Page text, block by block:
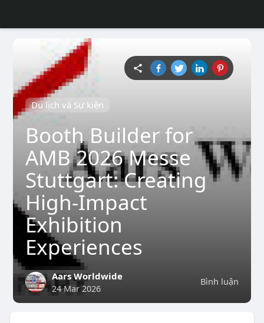
Du lịch và Sự kiện
Booth Builder for
AMB 2026 Messe
Stuttgart: Creating
High-Impact
Exhibition
Experiences
Bình luận
Aars Worldwide
24 Mar 2026